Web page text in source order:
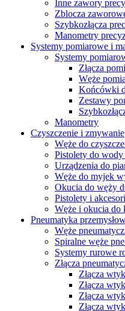
Inne zawory
Zblocza
Szybkozłącza
Manometry
Systemy pomiarowe i
Systemy
Złącza
Węże
Końcówki
Zestawy
Manometry
Czyszczenie i zmywanie
Węże do
Pistolety do
Urządzenia do
Węże do myjek
Okucia do węży
Pistolety i
Węże i okucia do
Pneumatyka
Węże
Spiralne węże
Systemy rurowe
Złącza
Złącza
Złącza
Złącza
Złącza